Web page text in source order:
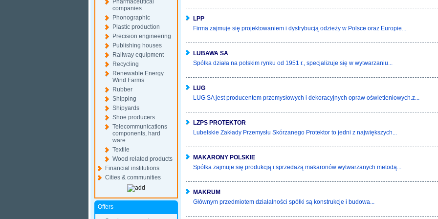
Pharmaceutical
companies
Phonographic
Plastic production
Precision engineering
Publishing houses
Railway equipment
Recycling
Renewable Energy
Wind Farms
Rubber
Shipping
Shipyards
Shoe producers
Telecommunications
components, hard
ware
Textile
Wood related products
Financial institutions
Cities & communities
Offers
LPP
Firma zajmuje się projektowaniem i dystrybucją odzieży w Polsce oraz Europie...
LUBAWA SA
Spółka działa na polskim rynku od 1951 r., specjalizuje się w wytwarzaniu...
LUG
LUG SA jest producentem przemysłowych i dekoracyjnych opraw oświetleniowych.z...
LZPS PROTEKTOR
Lubelskie Zakłady Przemysłu Skórzanego Protektor to jedni z największych...
MAKARONY POLSKIE
Spółka zajmuje się produkcją i sprzedażą makaronów wytwarzanych metodą...
MAKRUM
Głównym przedmiotem działalności spółki są konstrukcje i budowa...